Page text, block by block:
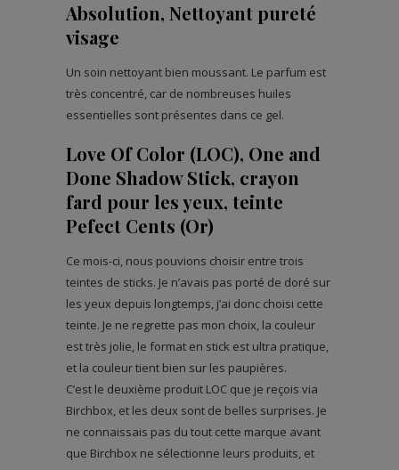
Absolution, Nettoyant pureté
visage
Un soin nettoyant bien moussant. Le parfum est
très concentré, car de nombreuses huiles
essentielles sont présentes dans ce gel.
Love Of Color (LOC), One and
Done Shadow Stick, crayon
fard pour les yeux, teinte
Pefect Cents (Or)
Ce mois-ci, nous pouvions choisir entre trois
teintes de sticks. Je n’avais pas porté de doré sur
les yeux depuis longtemps, j’ai donc choisi cette
teinte. Je ne regrette pas mon choix, la couleur
est très jolie, le format en stick est ultra pratique,
et la couleur tient bien sur les paupières.
C’est le deuxième produit LOC que je reçois via
Birchbox, et les deux sont de belles surprises. Je
ne connaissais pas du tout cette marque avant
que Birchbox ne sélectionne leurs produits, et